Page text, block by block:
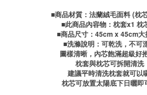
■商品材質：法蘭絨毛面料 (枕
■此商品內容物：枕套x1 枕
■商品尺寸：45cm x 45cm大
■洗滌說明：可乾洗，不可
圖樣清晰，內芯飽滿超級好
枕套與枕芯可拆開清洗
建議平時清洗枕套就可以
枕芯可放置太陽底下日曬即